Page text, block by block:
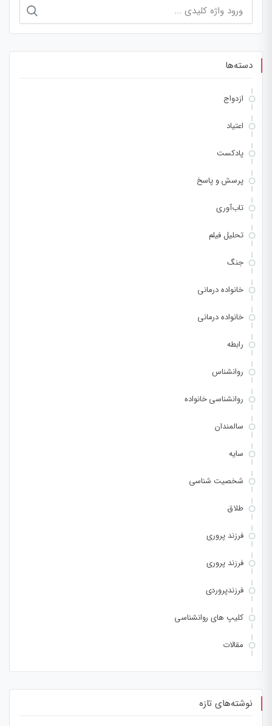
جستجو
برای:
دسته‌ها
ازدواج
اعتیاد
پادکست
پرسش و پاسخ
تاب‌آوری
تحلیل فیلم
جنگ
خانواده درمانی
خانواده درمانی
رابطه
روانشناس
روانشناسی خانواده
سالمندان
سایه
شخصیت شناسی
طلاق
فرزند پروری
فرزند پروری
فرزندپروردی
کلیپ های روانشناسی
مقالات
نوشته‌های تازه